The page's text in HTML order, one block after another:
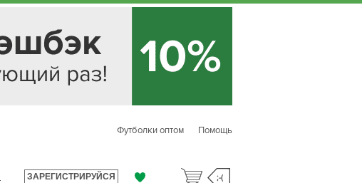
Помощь
Футболки оптом
ЗАРЕГИСТРИРУЙСЯ ;-(